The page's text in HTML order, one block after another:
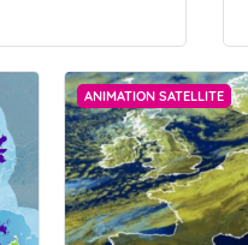
ANIMATION SATELLITE